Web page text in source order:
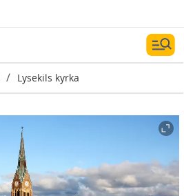
/ Lysekils kyrka